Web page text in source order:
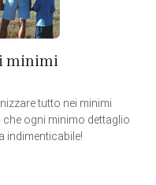
minimi
tutto nei minimi
ogni minimo dettaglio
indimenticabile!